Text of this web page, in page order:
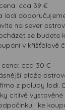
cca 39 €
lodí
na sever
se budete
v křišťálově
cena: cca 30 €
pláže
z paluby lodi.
citlivě
i ke